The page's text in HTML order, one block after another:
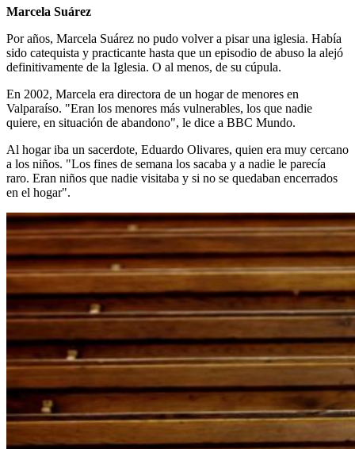
Marcela Suárez
Por años, Marcela Suárez no pudo volver a pisar una iglesia. Había
sido catequista y practicante hasta que un episodio de abuso la alejó
definitivamente de la Iglesia. O al menos, de su cúpula.
En 2002, Marcela era directora de un hogar de menores en
Valparaíso. "Eran los menores más vulnerables, los que nadie
quiere, en situación de abandono", le dice a BBC Mundo.
Al hogar iba un sacerdote, Eduardo Olivares, quien era muy cercano
a los niños. "Los fines de semana los sacaba y a nadie le parecía
raro. Eran niños que nadie visitaba y si no se quedaban encerrados
en el hogar".